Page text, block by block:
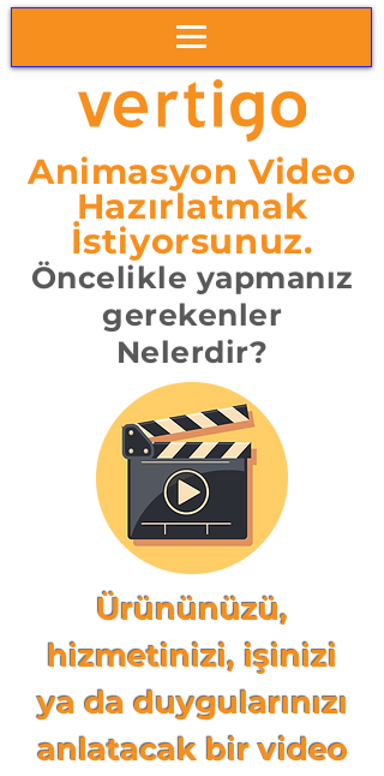
Animasyon Video
Hazırlatmak
İstiyorsunuz.
Öncelikle yapmanız
gerekenler
Nelerdir?
Ürününüzü,
hizmetinizi, işinizi
ya da duygularınızı
anlatacak bir video